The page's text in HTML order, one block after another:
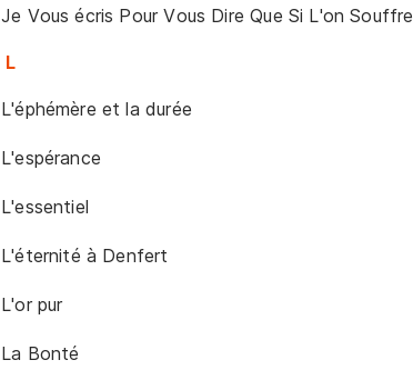
Je Vous écris Pour Vous Dire Que Si L'on Souffre
L
L'éphémère et la durée
L'espérance
L'essentiel
L'éternité à Denfert
L'or pur
La Bonté